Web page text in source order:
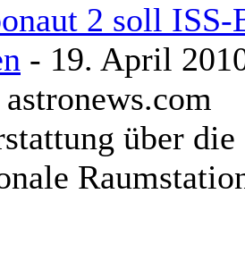
2 soll ISS-
- 19. April
über die